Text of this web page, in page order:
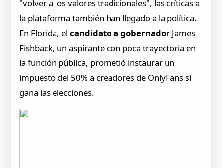
"volver a los valores tradicionales", las críticas a
la plataforma también han llegado a la política.
En Florida, elcandidato a gobernador James
Fishback, un aspirante con poca trayectoria en
la función pública, prometió instaurar un
impuesto del 50% a creadores de OnlyFans si
gana las elecciones.